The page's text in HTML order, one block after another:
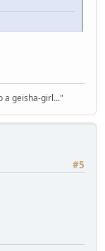
a geisha-girl..."
#5